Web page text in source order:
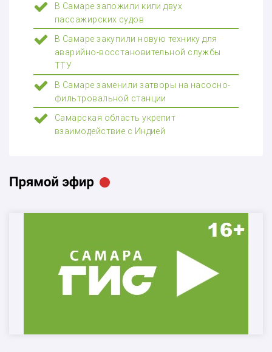
В Самаре заложили кили двух
пассажирских судов
В Самаре закупили новую технику для
аварийно-восстановительной службы
ТТУ
В Самаре заменили затворы на насосно-
фильтровальной станции
Самарская область укрепит
взаимодействие с Индией